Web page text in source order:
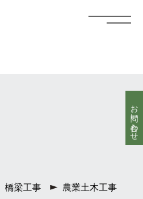
橋梁工事
農業土木工事
お問い合わせ